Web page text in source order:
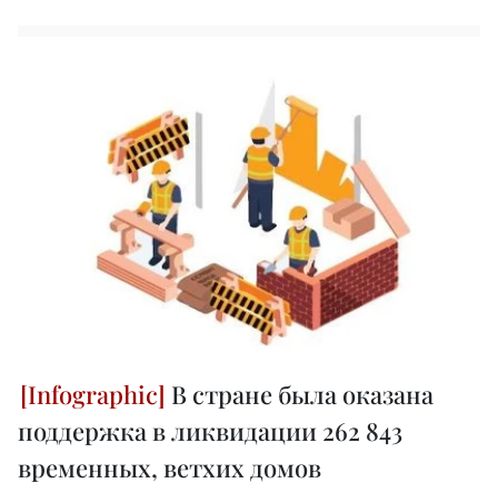
В стране была оказана
поддержка в ликвидации 262 843
временных, ветхих домов